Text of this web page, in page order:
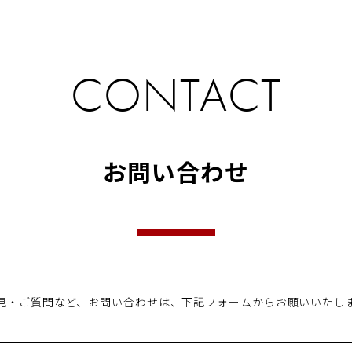
CONTACT
お問い合わせ
・ご質問など、お問い合わせは、下記フォームからお願いいたし